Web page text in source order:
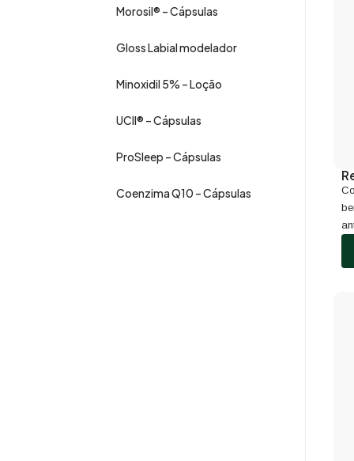
Morosil® – Cápsulas
Gloss Labial modelador
Minoxidil 5% – Loção
UCII® – Cápsulas
ProSleep – Cápsulas
Coenzima Q10 – Cápsulas